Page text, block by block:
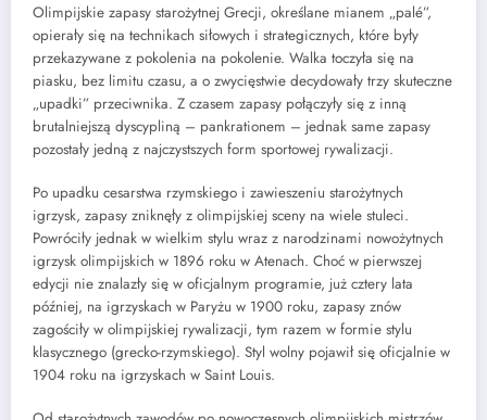
Olimpijskie zapasy starożytnej Grecji, określane mianem „palé”,
opierały się na technikach siłowych i strategicznych, które były
przekazywane z pokolenia na pokolenie. Walka toczyła się na
piasku, bez limitu czasu, a o zwycięstwie decydowały trzy skuteczne
„upadki” przeciwnika. Z czasem zapasy połączyły się z inną
brutalniejszą dyscypliną – pankrationem – jednak same zapasy
pozostały jedną z najczystszych form sportowej rywalizacji.
Po upadku cesarstwa rzymskiego i zawieszeniu starożytnych
igrzysk, zapasy zniknęły z olimpijskiej sceny na wiele stuleci.
Powróciły jednak w wielkim stylu wraz z narodzinami nowożytnych
igrzysk olimpijskich w 1896 roku w Atenach. Choć w pierwszej
edycji nie znalazły się w oficjalnym programie, już cztery lata
później, na igrzyskach w Paryżu w 1900 roku, zapasy znów
zagościły w olimpijskiej rywalizacji, tym razem w formie stylu
klasycznego (grecko-rzymskiego). Styl wolny pojawił się oficjalnie w
1904 roku na igrzyskach w Saint Louis.